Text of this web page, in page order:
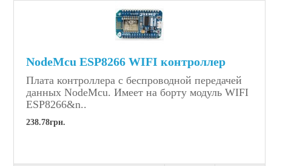
NodeMcu ESP8266 WIFI контроллер
Плата контроллера с беспроводной передачей
данных NodeMcu. Имеет на борту модуль WIFI
ESP8266&n..
238.78грн.